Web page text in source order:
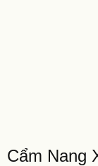
Cẩm Nang